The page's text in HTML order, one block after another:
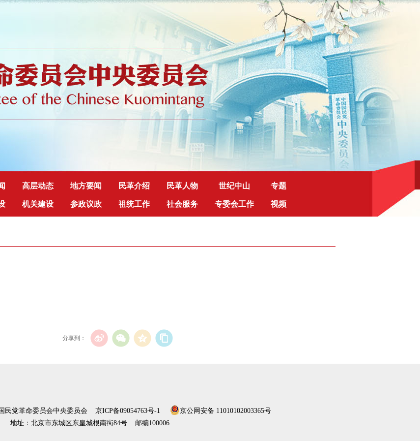
高层动态 地方要闻 民革介绍 民革人物 世纪中山 专题
机关建设 参政议政 祖统工作 社会服务 专委会工作 视频
分享到：
民党革命委员会中央委员会 京ICP备09054763号-1
京公网安备 11010102003365号
地址：北京市东城区东皇城根南街84号 邮编100006